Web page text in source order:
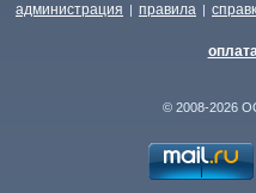
администрация | правила |
© 2008-2026